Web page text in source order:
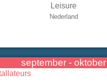
Leisure
Nederland
september - oktober